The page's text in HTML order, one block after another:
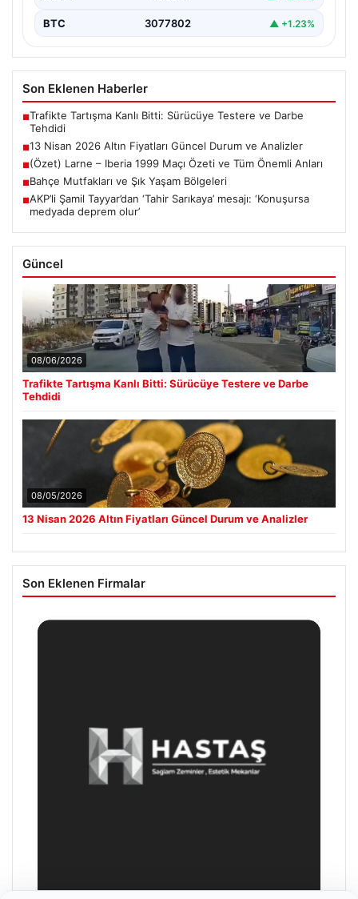
BTC 3077802 ▲ +1.23%
Son Eklenen Haberler
■Trafikte Tartışma Kanlı Bitti: Sürücüye Testere ve Darbe
Tehdidi
■13 Nisan 2026 Altın Fiyatları Güncel Durum ve Analizler
■(Özet) Larne – Iberia 1999 Maçı Özeti ve Tüm Önemli Anları
■Bahçe Mutfakları ve Şık Yaşam Bölgeleri
■AKP’li Şamil Tayyar’dan ‘Tahir Sarıkaya’ mesajı: ‘Konuşursa
medyada deprem olur’
Güncel
08/06/2026
Trafikte Tartışma Kanlı Bitti: Sürücüye Testere ve Darbe
Tehdidi
08/05/2026
13 Nisan 2026 Altın Fiyatları Güncel Durum ve Analizler
Son Eklenen Firmalar